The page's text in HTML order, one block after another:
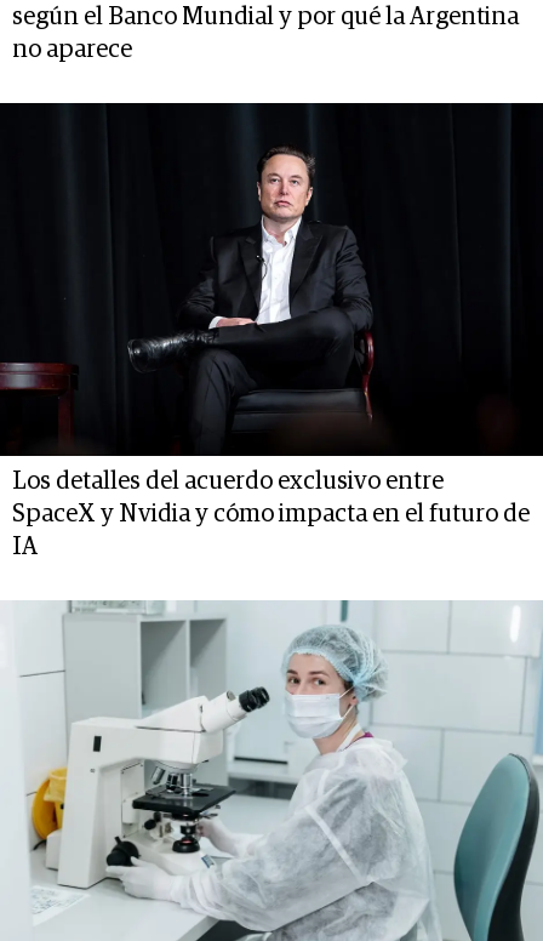
según el Banco Mundial y por qué la Argentina
no aparece
Los detalles del acuerdo exclusivo entre
SpaceX y Nvidia y cómo impacta en el futuro de
IA